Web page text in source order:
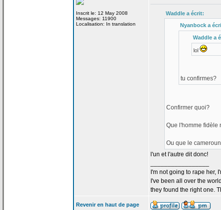
Inscrit le: 12 May 2008
Messages: 11900
Localisation: In translation
Waddle a écrit:
Nyanbock a
Waddle a
lol
tu confirmes?
Confirmer quoi?
Que l'homme fidèle
Ou que le
l'un et l'autre dit donc!
I'm not going to rape her,
I've been all over the
they found the right one.
Revenir en haut de page